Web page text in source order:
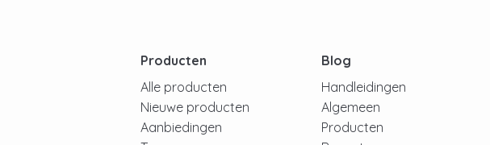
Producten
Alle producten
Nieuwe producten
Aanbiedingen
Blog
Handleidingen
Algemeen
Producten